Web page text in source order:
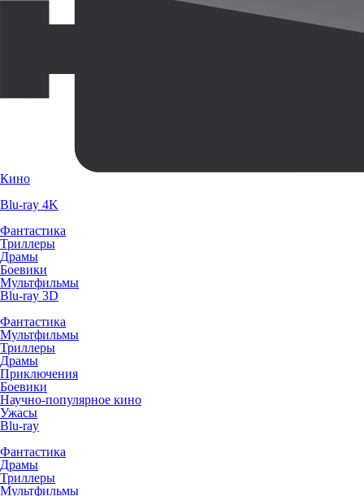
Кино
Blu-ray 4K
Фантастика
Триллеры
Драмы
Боевики
Мультфильмы
Blu-ray 3D
Фантастика
Мультфильмы
Триллеры
Драмы
Приключения
Боевики
Научно-популярное кино
Ужасы
Blu-ray
Фантастика
Драмы
Триллеры
Мультфильмы